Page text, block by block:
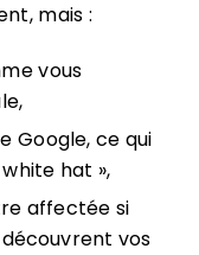
mais :
vous
Google, ce qui
hat »,
affectée si
vos